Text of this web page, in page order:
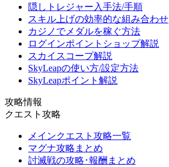
隠しトレジャー入手法/手順
スキル上げの効率的な組み合わせ
カジノでメダルを稼ぐ方法
ログインポイントショップ解説
スカイスコープ解説
SkyLeapの使い方/設定方法
SkyLeapポイント解説
攻略情報
クエスト攻略
メインクエスト攻略一覧
マグナ攻略まとめ
討滅戦の攻略･報酬まとめ